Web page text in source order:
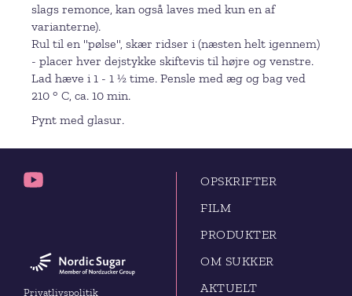
slags remonce, kan også laves med kun en af
varianterne).
Rul til en "pølse", skær ridser i (næsten helt igennem)
- placer hver dejstykke skiftevis til højre og venstre.
Lad hæve i 1 - 1 ½ time. Pensle med æg og bag ved
210 ° C, ca. 10 min.
Pynt med glasur.
Privatlivspolitik
OPSKRIFTER
FILM
PRODUKTER
OM SUKKER
AKTUELT